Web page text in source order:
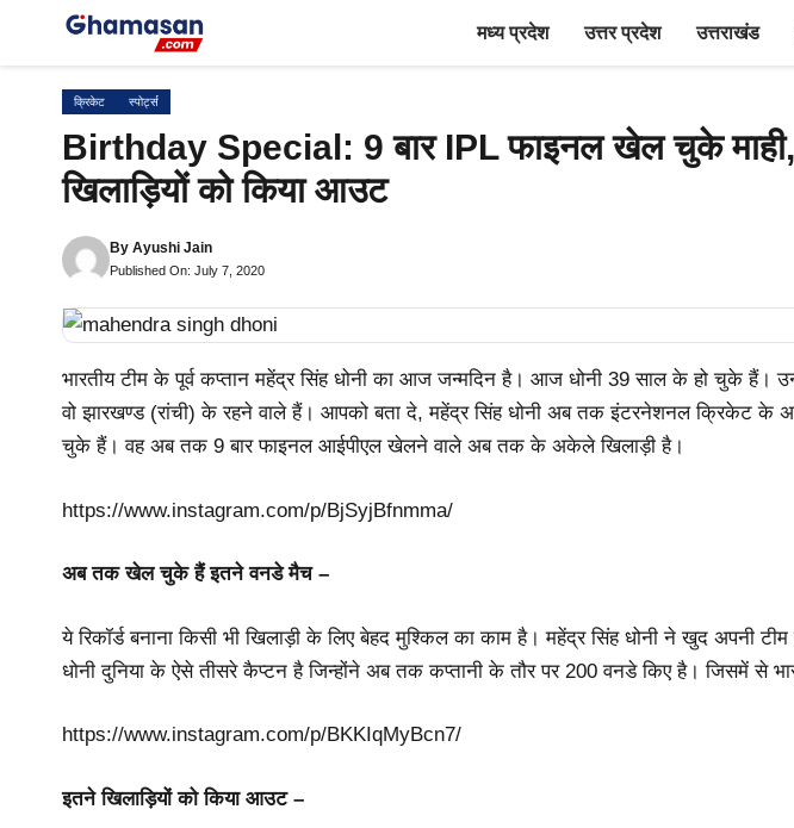
मध्य प्रदेश उत्तर प्रदेश उत्तराखंड
क्रिकेट स्पोर्ट्स
Birthday Special: 9 बार IPL फाइनल खेल चुके
खिलाड़ियों को किया आउट
By Ayushi Jain
Published On: July 7, 2020
भारतीय टीम के पूर्व कप्तान महेंद्र सिंह धोनी का आज जन्मदिन है। आज धोनी 39 साल के हो चुके हैं।
वो झारखण्ड (रांची) के रहने वाले हैं। आपको बता दे, महेंद्र सिंह धोनी अब तक इंटरनेशनल क्रिकेट के
चुके हैं। वह अब तक 9 बार फाइनल आईपीएल खेलने वाले अब तक के अकेले खिलाड़ी है।
https://www.instagram.com/p/BjSyjBfnmma/
अब तक खेल चुके हैं इतने वनडे मैच –
ये रिकॉर्ड बनाना किसी भी खिलाड़ी के लिए बेहद मुश्किल का काम है। महेंद्र सिंह धोनी ने खुद अपनी टीम
धोनी दुनिया के ऐसे तीसरे कैप्टन है जिन्होंने अब तक कप्तानी के तौर पर 200 वनडे किए है। जिसमें से
https://www.instagram.com/p/BKKIqMyBcn7/
इतने खिलाड़ियों को किया आउट –